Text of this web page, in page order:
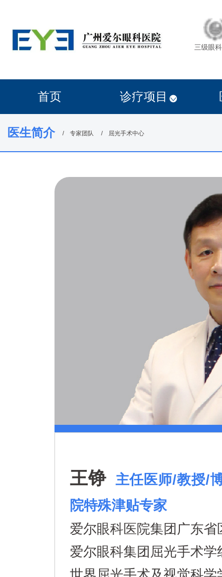
三级眼
首页 诊疗项目
医生简介 专家团队 屈光手术中心
王铮 主任医师/教授/
院特殊津贴专家
爱尔眼科医院集团广东省
爱尔眼科集团屈光手术学
【眼底科】碰撞学术火花，荟聚眼科群英，这个眼底病诊疗新进展大会超燃！